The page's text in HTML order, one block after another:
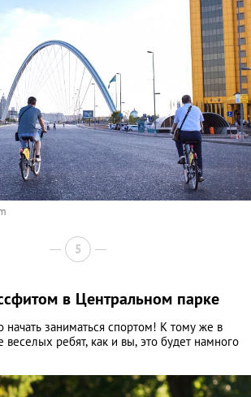
5
в Центральном парке
начать заниматься спортом! К тому же в
веселых ребят, как и вы, это будет намного